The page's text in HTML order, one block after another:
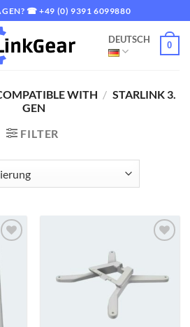
☎ +49 (0) 9391 6099880
DEUTSCH
0
WITH / STARLINK 3.
GEN
FILTER
hinzufügen